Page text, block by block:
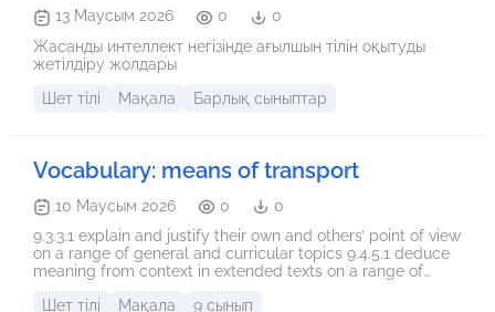
13 Маусым 2026 0
0
Жасанды интеллект негізінде ағылшын тілін оқытуды
жетілдіру жолдары
Шет тілі
Мақала Барлық сыныптар
Vocabulary: means of transport
10 Маусым 2026 0
0
9.3.3.1 explain and justify their own and others’ point of view
on a range of general and curricular topics 9.4.5.1 deduce
meaning from context in extended texts on a range of
Шет тілі
Мақала 9 сынып